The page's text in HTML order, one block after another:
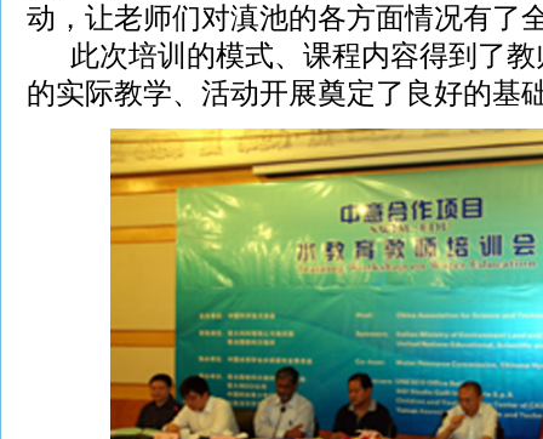
动，让老师们对滇池的各方面情况有了
此次培训的模式、课程内容得到了教
的实际教学、活动开展奠定了良好的基